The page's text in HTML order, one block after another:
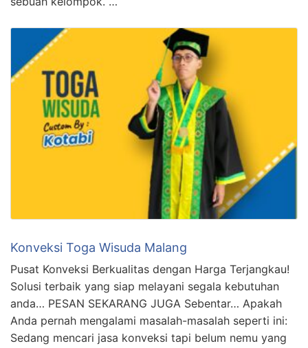
Konveksi Toga Wisuda Malang
Pusat Konveksi Berkualitas dengan Harga Terjangkau!
Solusi terbaik yang siap melayani segala kebutuhan
anda… PESAN SEKARANG JUGA Sebentar… Apakah
Anda pernah mengalami masalah-masalah seperti ini:
Sedang mencari jasa konveksi tapi belum nemu yang